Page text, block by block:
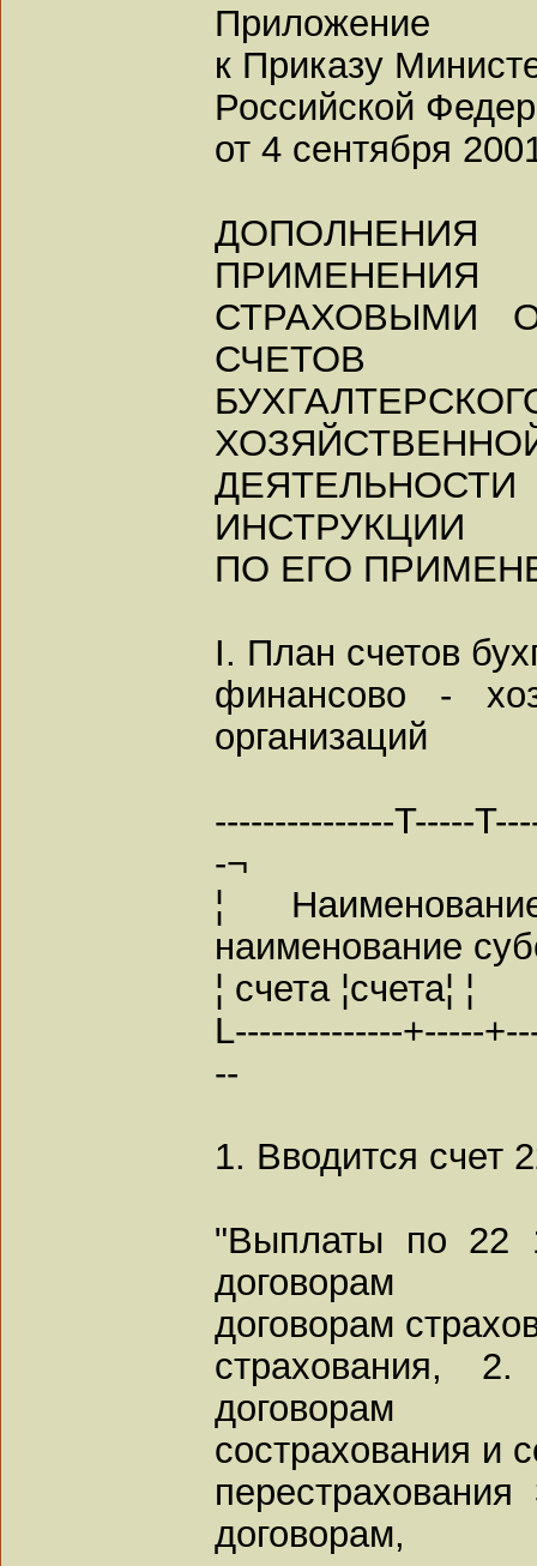
Приложение
к Приказу
Российской
от 4 сентября
ПРИМЕНЕНИЯ
СТРАХОВЫМИ
СЧЕТОВ
ИНСТРУКЦИИ
ПО ЕГО
I. План счетов
финансово -
организаций
---------------T-----
-¬
¦
наименование
¦ счета ¦счета¦ ¦
L--------------+-----
--
1. Вводится счет
"Выплаты по 22
договорам
договорам
страхования,
договорам
сострахования и
договорам,